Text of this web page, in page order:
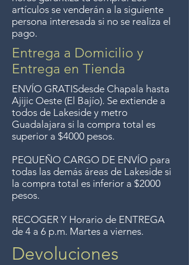
principalmente serigrafías*. Los
trabajos en otros medios son raros.
Sus temas fueron paisajes
(principalmente bosques), figuras
(principalmente mujeres), retratos
(principalmente mujeres), desnudos
(siempre mujeres) y naturalezas
muertas. Sus estilos fueron el
expresionismo* y el fauvismo*. Su
trabajo con sus distintas formas
simples, paleta limitada, colores
pastel, formas distorsionadas y
temas recurrentes es fácil de
reconocer. Los numerosos ejemplos
de AskART Image son buenos
Cita: "No son árboles. No son
árboles en absoluto. Son sólo
envíos gratis a Guadalajara pero
ya no ofrecemos ese servicio.
Free delivery around the Lake
Chapala area for purchases of
$4000 pesos. We accept returns
up to 7 days after the sale
unless the items are sale priced,
sorry, no returns on sale items.
We previously delivered to
Guadalajara for free but we no
longer offer that service.
artículos se venderán a la siguiente
persona interesada si no se realiza el
pago.
Entrega a Domicilio y
Entrega en Tienda
ENVÍO GRATISdesde Chapala hasta
Ajijic Oeste (El Bajío). Se extiende a
todos de Lakeside y metro
Guadalajara si la compra total es
superior a $4000 pesos.
PEQUEÑO CARGO DE ENVÍO para
todas las demás áreas de Lakeside si
la compra total es inferior a $2000
pesos.
RECOGER Y Horario de ENTREGA
de 4 a 6 p.m. Martes a viernes.
Devoluciones